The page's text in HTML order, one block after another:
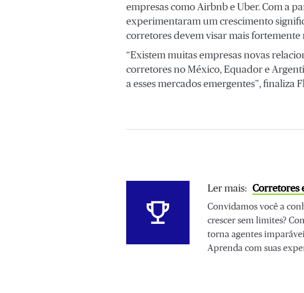
empresas como Airbnb e Uber. Com a
experimentaram um crescimento
corretores devem visar mais fortemente
“Existem muitas empresas novas
corretores no México, Equador e
a esses mercados emergentes”, finaliza
Ler mais: Corretores
Convidamos você a
crescer sem limites?
torna agentes
Aprenda com suas